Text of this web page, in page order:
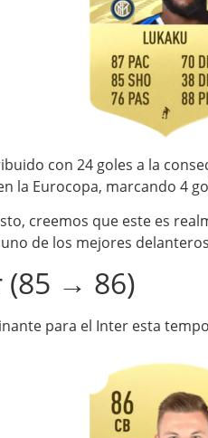
con 24 goles a la
la Eurocopa, marcando 4
creemos que este es
de los mejores
(85 → 86)
para el Inter esta